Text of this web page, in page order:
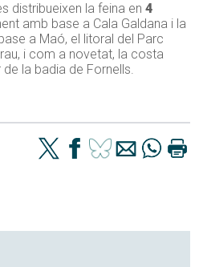
distribueixen la feina en4
amb base a Cala Galdana i la
a Maó, el litoral del Parc
i com a novetat, la costa
la badia de Fornells.